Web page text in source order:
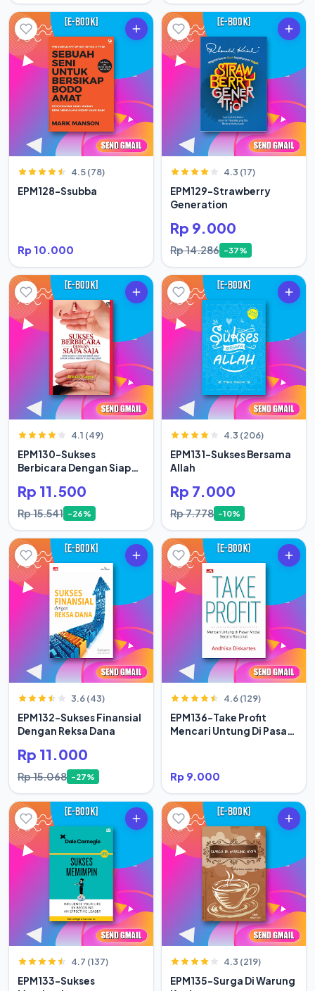
4.5 (78)
EPM128-Ssubba
Rp 10.000
4.3 (17)
EPM129-Strawberry
Generation
Rp 9.000
Rp 14.286 -37%
4.1 (49)
EPM130-Sukses
Berbicara Dengan Siapa
Rp 11.500
Rp 15.541 -26%
4.3 (206)
EPM131-Sukses Bersama
Allah
Rp 7.000
Rp 7.778 -10%
3.6 (43)
EPM132-Sukses Finansial
Dengan Reksa Dana
Rp 11.000
Rp 15.068 -27%
4.6 (129)
EPM136-Take Profit
Mencari Untung Di Pasar
Rp 9.000
4.7 (137)
EPM133-Sukses
4.3 (219)
EPM135-Surga Di Warung